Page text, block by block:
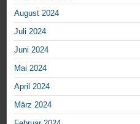
August 2024
Juli 2024
Juni 2024
Mai 2024
April 2024
März 2024